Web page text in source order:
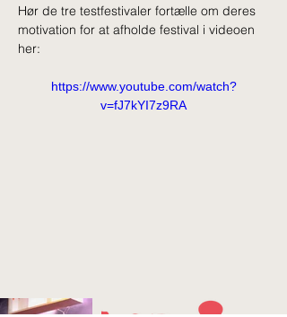
Hør de tre testfestivaler fortælle om deres
motivation for at afholde festival i videoen
her:
https://www.youtube.com/watch?
v=fJ7kYI7z9RA